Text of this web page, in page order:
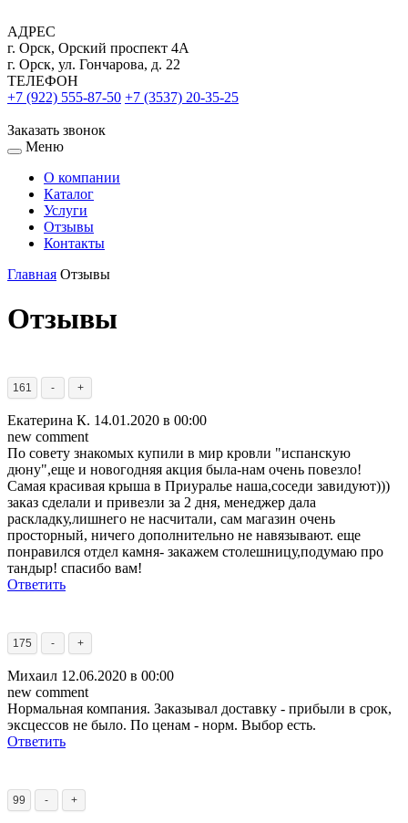
АДРЕС
г. Орск, Орский проспект 4А
г. Орск, ул. Гончарова, д. 22
ТЕЛЕФОН
+7 (922) 555-87-50 +7 (3537) 20-35-25
Заказать звонок
Меню
О компании
Каталог
Услуги
Отзывы
Контакты
Главная Отзывы
Отзывы
161 - +
Екатерина К. 14.01.2020 в 00:00
new comment
По совету знакомых купили в мир кровли "испанскую
дюну",еще и новогодняя акция была-нам очень повезло!
Самая красивая крыша в Приуралье наша,соседи завидуют)))
заказ сделали и привезли за 2 дня, менеджер дала
раскладку,лишнего не насчитали, сам магазин очень
просторный, ничего дополнительно не навязывают. еще
понравился отдел камня- закажем столешницу,подумаю про
тандыр! спасибо вам!
Ответить
175 - +
Михаил 12.06.2020 в 00:00
new comment
Нормальная компания. Заказывал доставку - прибыли в срок,
эксцессов не было. По ценам - норм. Выбор есть.
Ответить
99 - +